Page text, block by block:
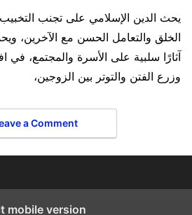
يحث الدين الإسلامي على تجنب
الخلق والتعامل الحسن مع الآخرين،
آثارًا سلبية على الأسرة والمجتمع، في
وزرع الفتن والتوتر بين الزوجين،
a Comment
mobile version